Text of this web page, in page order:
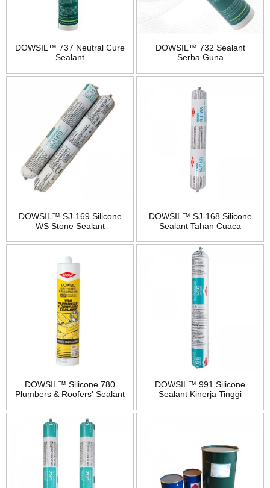
DOWSIL™ 737 Neutral Cure
Sealant
DOWSIL™ 732 Sealant
Serba Guna
DOWSIL™ SJ-169 Silicone
WS Stone Sealant
DOWSIL™ SJ-168 Silicone
Sealant Tahan Cuaca
DOWSIL™ Silicone 780
Plumbers & Roofers' Sealant
DOWSIL™ 991 Silicone
Sealant Kinerja Tinggi